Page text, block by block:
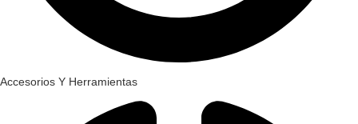
Accesorios Y Herramientas